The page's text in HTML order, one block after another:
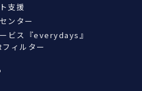
支援
ンター
ビス『everydays』
ィルター